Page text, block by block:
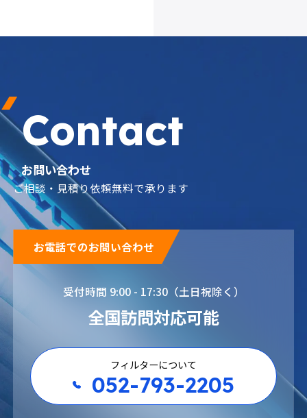
Contact
お問い合わせ
ご相談・見積り依頼無料で承ります
お電話でのお問い合わせ
受付時間 9:00 - 17:30（土日祝除く）
全国訪問対応可能
フィルターについて
052-793-2205